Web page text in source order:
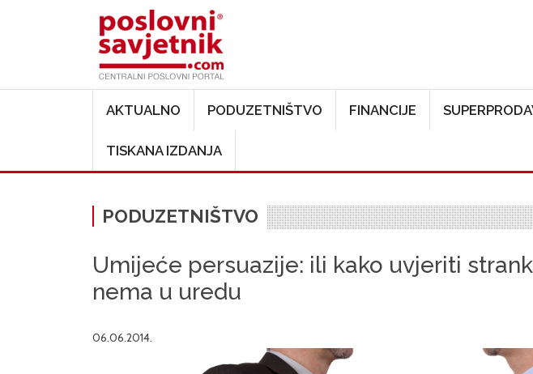
AKTUALNO PODUZETNIŠTVO FINANCIJE
TISKANA IZDANJA
PODUZETNIŠTVO
Umijeće persuazije: ili kako uvjeriti
nema u uredu
06.06.2014.